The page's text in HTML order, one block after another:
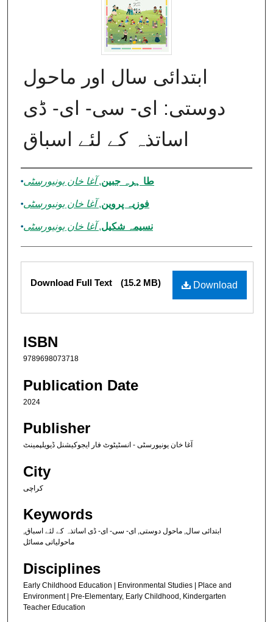
ابتدائی سال اور ماحول
دوستی: ای- سی- ای- ڈی
اساتذہ کے لئے اسباق
Authors طا ہرہ جبین,آغا خان یونیورسٹی
فوزیہ پروین,آغا خان یونیورسٹی
نسیمہ شکیل,آغا خان یونیورسٹی
Files
Download
Download Full Text (15.2 MB)
ISBN
9789698073718
Publication Date
2024
Publisher
آغا خان یونیورسٹی - انسٹیٹوٹ فار ایجوکیشنل ڈیویلپمینٹ
City
کراچی
Keywords
ابتدائی سال, ماحول دوستی, ای- سی- ای- ڈی اساتذہ کے لئے اسباق,
ماحولیاتی مسائل
Disciplines
Early Childhood Education | Environmental Studies | Place and
Environment | Pre-Elementary, Early Childhood, Kindergarten
Teacher Education